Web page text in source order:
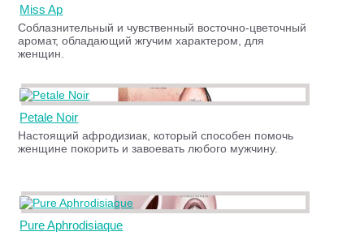
Miss Ap
Соблазнительный и чувственный восточно-цветочный
аромат, обладающий жгучим характером, для
женщин.
Petale Noir
Настоящий афродизиак, который способен помочь
женщине покорить и завоевать любого мужчину.
Pure Aphrodisiaque